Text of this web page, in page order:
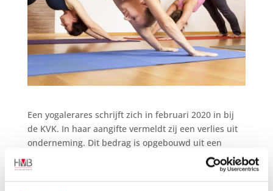
Een yogalerares schrijft zich in februari 2020 in bij
de KVK. In haar aangifte vermeldt zij een verlies uit
onderneming. Dit bedrag is opgebouwd uit een
omzet van € 203, verminderd met
zelfstandigenaftrek en startersaftrek en verhoogd
met de MKB-winstvrijstelling. Zij vermeldt geen